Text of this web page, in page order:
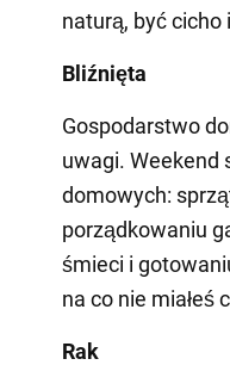
naturą, być cicho
Bliźnięta
Gospodarstwo
uwagi. Weekend
domowych:
porządkowaniu
śmieci i
na co nie miałeś
Rak